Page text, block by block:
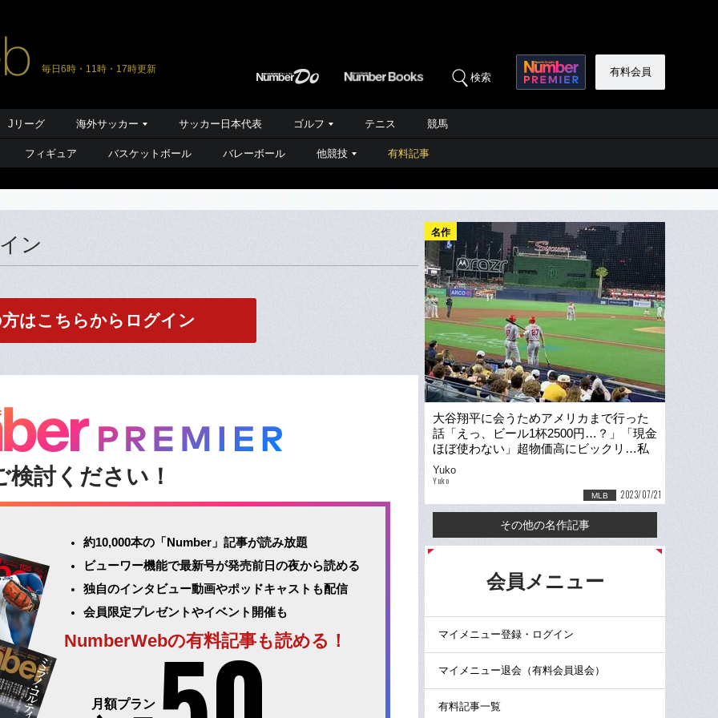
毎日6時・11時・17時更新
検索 有料会員
Jリーグ 海外サッカー サッカー日本代表 ゴルフ テニス 競馬
フィギュア バスケットボール バレーボール 他競技 有料記事
ン
はこちらからログイン
検討ください！
約10,000本の「Number」記事が読み放題
ビューワー機能で最新号が発売前日の夜から読める
独自のインタビュー動画やポッドキャストも配信
会員限定プレゼントやイベント開催も
NumberWebの有料記事も読める！
月額プラン
名作
大谷翔平に会うためアメリカまで行った
話「えっ、ビール1杯2500円…？」「現金
ほぼ使わない」超物価高にビックリ…私
の“メジャー初観戦”記
Yuko
Yuko
MLB 2023/07/21
その他の名作記事
会員メニュー
マイメニュー登録・ログイン
マイメニュー退会（有料会員退会）
有料記事一覧